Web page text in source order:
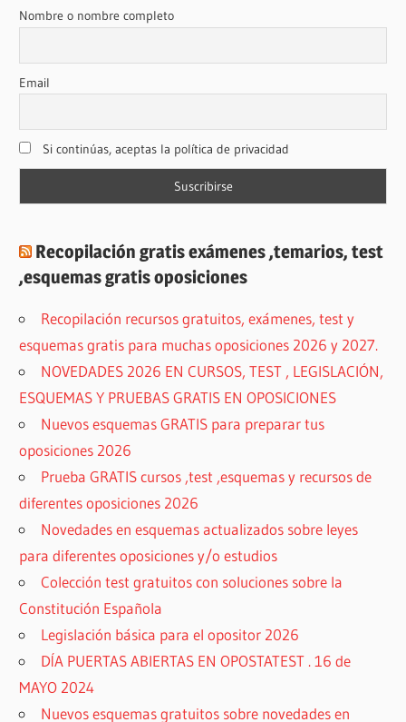
Nombre o nombre completo
Email
Si continúas, aceptas la política de privacidad
Recopilación gratis exámenes ,temarios, test
,esquemas gratis oposiciones
Recopilación recursos gratuitos, exámenes, test y
esquemas gratis para muchas oposiciones 2026 y 2027.
NOVEDADES 2026 EN CURSOS, TEST , LEGISLACIÓN,
ESQUEMAS Y PRUEBAS GRATIS EN OPOSICIONES
Nuevos esquemas GRATIS para preparar tus
oposiciones 2026
Prueba GRATIS cursos ,test ,esquemas y recursos de
diferentes oposiciones 2026
Novedades en esquemas actualizados sobre leyes
para diferentes oposiciones y/o estudios
Colección test gratuitos con soluciones sobre la
Constitución Española
Legislación básica para el opositor 2026
DÍA PUERTAS ABIERTAS EN OPOSTATEST . 16 de
MAYO 2024
Nuevos esquemas gratuitos sobre novedades en